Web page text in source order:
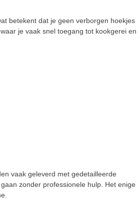
betekent dat je geen verborgen hoekjes
je vaak snel toegang tot kookgerei en
vaak geleverd met gedetailleerde
zonder professionele hulp. Het enige